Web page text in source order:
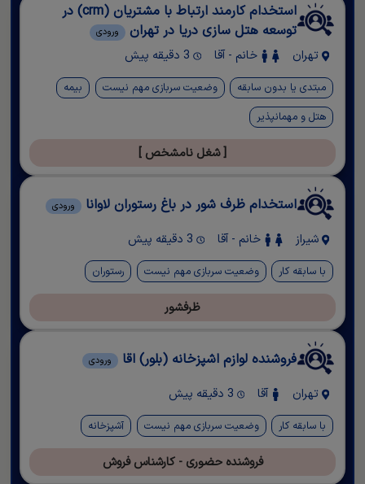
استخدام کارمند ارتباط با مشتریان (crm) در
توسعه هتل سازی دریا در تهران
ورودی
تهران خانم - آقا 3 دقیقه پیش
مبتدی یا بدون سابقه وضعیت سربازی مهم نیست
بیمه
هتل و مهمانپذیر
[ شغل نامشخص ]
استخدام ظرف شور در باغ رستوران لاوانا ورودی
شیراز خانم - آقا 3 دقیقه پیش
با سابقه کار وضعیت سربازی مهم نیست رستوران
ظرفشور
فروشنده لوازم اشپزخانه (بلور) اقا ورودی
تهران آقا
با سابقه کار وضعیت سربازی مهم نیست آشپزخانه
فروشنده حضوری - کارشناس فروش